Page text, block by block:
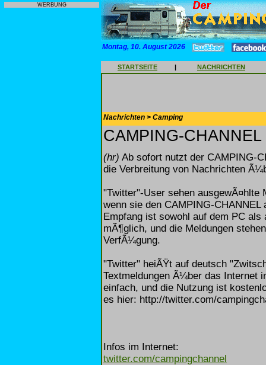
WERBUNG
Montag, 10. August 2026
STARTSEITE | NACHRICHTEN
Nachrichten > Camping
CAMPING-
(hr) Ab sofort nutzt der CAMPING-
die Verbreitung von Nachrichten
"Twitter"-User sehen
wenn sie den CAMPING-
Empfang ist sowohl auf dem PC
mÃ¶glich, und die Meldungen
VerfÃ¼gung.
"Twitter" heiÃŸt auf deutsch
Textmeldungen Ã¼ber das Internet
einfach, und die Nutzung ist
es hier: http://twitter.com/
Infos im Internet:
twitter.com/campingchannel